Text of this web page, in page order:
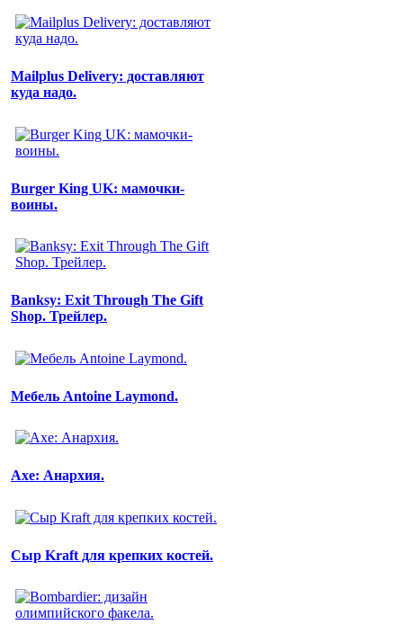
Mailplus Delivery: доставляют
куда надо.
Burger King UK: мамочки-
воины.
Banksy: Exit Through The Gift
Shop. Трейлер.
Мебель Antoine Laymond.
Axe: Анархия.
Сыр Kraft для крепких костей.